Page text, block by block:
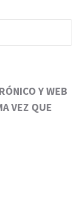
Y WEB
VEZ QUE